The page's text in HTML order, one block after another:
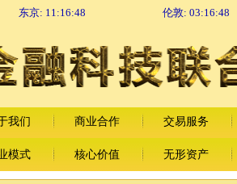
东京: 11:16:49 伦敦: 03:16:49
我们 商业合作 交易服务
模式 核心价值 无形资产